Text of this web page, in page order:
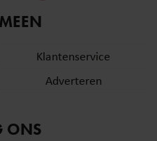
en analyse. Deze
of die ze hebben
van hun services. U
Klantenservice
Adverteren
ONS